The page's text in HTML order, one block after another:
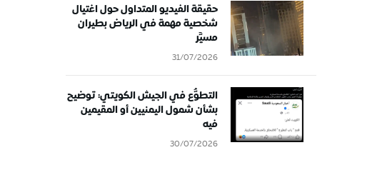
حقيقة الفيديو المتداول حول اغتيال
شخصية مهمة في الرياض بطيران
مسيَّر
31/07/2026
التطوُّع في الجيش الكويتي: توضيح
بشأن شمول اليمنيين أو المقيمين
فيه
30/07/2026